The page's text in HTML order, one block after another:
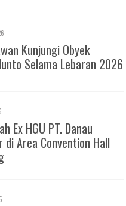
Kunjungi Obyek
Selama Lebaran 2026
Ex HGU PT. Danau
di Area Convention Hall